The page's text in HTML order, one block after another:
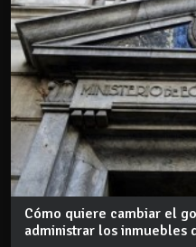
Cómo quiere cambiar el
administrar los inmuebles